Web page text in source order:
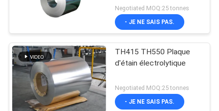
Negotiated MOQ:25 tonnes
- JE NE SAIS PAS.
TH415 TH550 Plaque
d'étain électrolytique
Negotiated MOQ:25 tonnes
- JE NE SAIS PAS.